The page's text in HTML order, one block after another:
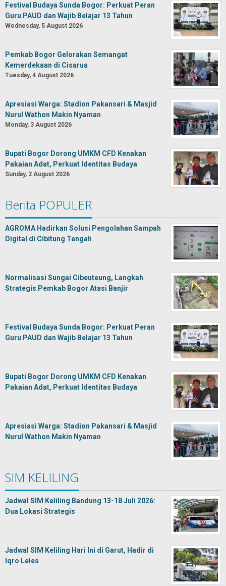
Festival Budaya Sunda Bogor: Perkuat Peran
Guru PAUD dan Wajib Belajar 13 Tahun
Wednesday, 5 August 2026
Pemkab Bogor Gelorakan Semangat
Kemerdekaan di Cisarua
Tuesday, 4 August 2026
Apresiasi Warga: Stadion Pakansari & Masjid
Nurul Wathon Makin Nyaman
Monday, 3 August 2026
Bupati Bogor Dorong UMKM CFD Kenakan
Pakaian Adat, Perkuat Identitas Budaya
Sunday, 2 August 2026
Berita POPULER
AGROMA Hadirkan Solusi Pengolahan Sampah
Digital di Cibitung Tengah
Normalisasi Sungai Cibeuteung, Langkah
Strategis Pemkab Bogor Atasi Banjir
Festival Budaya Sunda Bogor: Perkuat Peran
Guru PAUD dan Wajib Belajar 13 Tahun
Bupati Bogor Dorong UMKM CFD Kenakan
Pakaian Adat, Perkuat Identitas Budaya
Apresiasi Warga: Stadion Pakansari & Masjid
Nurul Wathon Makin Nyaman
SIM KELILING
Jadwal SIM Keliling Bandung 13-18 Juli 2026:
Dua Lokasi Strategis
Jadwal SIM Keliling Hari Ini di Garut, Hadir di
Iqro Leles